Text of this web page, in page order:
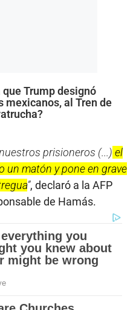
que Trump designó
mexicanos, al Tren de
prisioneros (...) el
un matón y pone en grave
”, declaró a la AFP
de Hamás.